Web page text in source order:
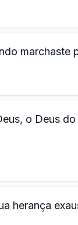
marchaste
o Deus
herança